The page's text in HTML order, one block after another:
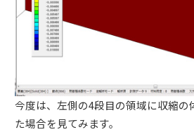
今度は、左側の4段目の領域に収縮の
た場合を見てみます。